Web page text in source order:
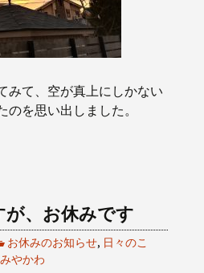
みて、空が真上にしかない
のを思い出しました。
が、お休みです
お休みのお知らせ, 日々のこ
やかわ